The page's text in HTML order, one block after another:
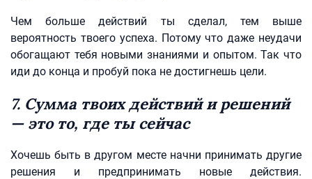
Чем больше действий ты сделал, тем выше
вероятность твоего успеха. Потому что даже неудачи
обогащают тебя новыми знаниями и опытом. Так что
иди до конца и пробуй пока не достигнешь цели.
7. Сумма твоих действий и решений
— это то, где ты сейчас
Хочешь быть в другом месте начни принимать другие
решения и предпринимать новые действия.